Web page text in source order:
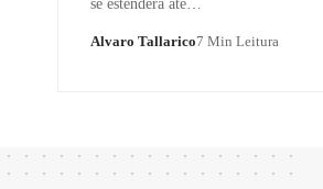
se estenderá até…
Alvaro Tallarico7 Min Leitura